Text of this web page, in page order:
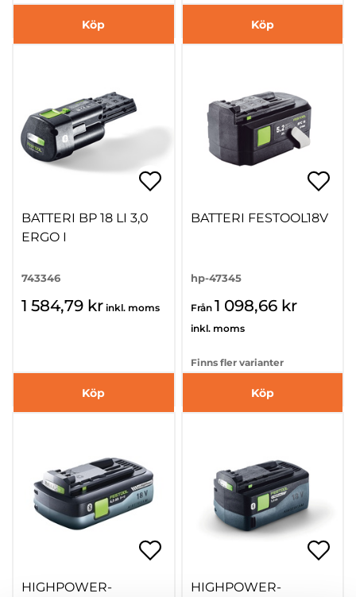
Köp Köp
BATTERI BP 18 LI 3,0
ERGO I
743346
1 584,79 kr inkl. moms
Köp
BATTERI FESTOOL18V
hp-47345
Från 1 098,66 kr
inkl. moms
Finns fler varianter
Köp
HIGHPOWER-
HIGHPOWER-